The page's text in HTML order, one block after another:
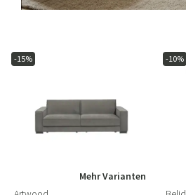
-15%
Mehr Varianten
-10%